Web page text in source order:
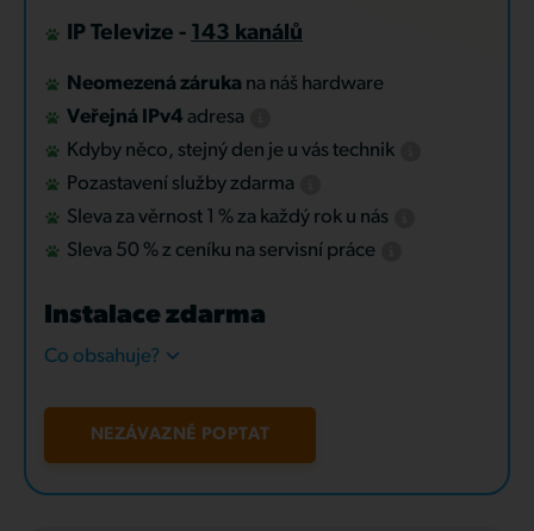
IP Televize - 143 kanálů
Neomezená záruka na náš hardware
Veřejná IPv4 adresa
Kdyby něco, stejný den je u vás technik
Pozastavení služby zdarma
Sleva za věrnost 1 % za každý rok u nás
Sleva 50 % z ceníku na servisní práce
Instalace zdarma
Co obsahuje?
NEZÁVAZNĚ POPTAT